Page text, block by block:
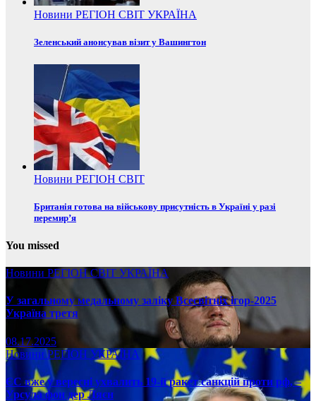
Новини РЕГІОН СВІТ УКРАЇНА
Зеленський анонсував візит у Вашингтон
Новини РЕГІОН СВІТ
Британія готова на військову присутність в Україні у разі
перемир’я
You missed
Новини РЕГІОНСВІТ УКРАЇНА
У загальному медальному заліку Всесвітніх ігор-2025
Україна третя
08.17.2025
НовиниРЕГІОН УКРАЇНА
ЄС вже у вересні ухвалить 19-й ракет санкцій проти рф, –
Урсула фон дер Ляєн